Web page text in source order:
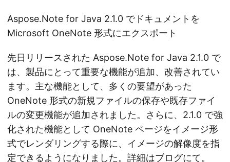
Aspose.Note for Java 2.1.0 でドキュメントを
Microsoft OneNote 形式にエクスポート
先日リリースされた Aspose.Note for Java 2.1.0 で
は、製品にとって重要な機能が追加、改善されてい
ます。主な機能として、多くの要望があった
OneNote 形式の新規ファイルの保存や既存ファイ
ルの変更機能が追加されました。さらに、2.1.0 で強
化された機能として OneNote ページをイメージ形
式でレンダリングする際に、イメージの解像度を指
定できるようになりました。 詳細はブログにて。